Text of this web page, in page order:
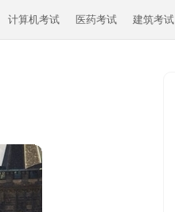
计算机考试 医药考试 建筑考试